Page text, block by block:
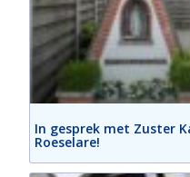
In gesprek met Zuster
Roeselare!